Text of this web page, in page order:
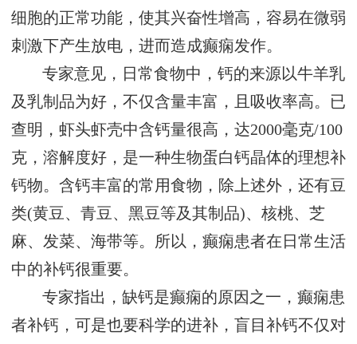
细胞的正常功能，使其兴奋性增高，容易在微弱
刺激下产生放电，进而造成癫痫发作。
专家意见，日常食物中，钙的来源以牛羊乳
及乳制品为好，不仅含量丰富，且吸收率高。已
查明，虾头虾壳中含钙量很高，达2000毫克/100
克，溶解度好，是一种生物蛋白钙晶体的理想补
钙物。含钙丰富的常用食物，除上述外，还有豆
类(黄豆、青豆、黑豆等及其制品)、核桃、芝
麻、发菜、海带等。所以，癫痫患者在日常生活
中的补钙很重要。
专家指出，缺钙是癫痫的原因之一，癫痫患
者补钙，可是也要科学的进补，盲目补钙不仅对